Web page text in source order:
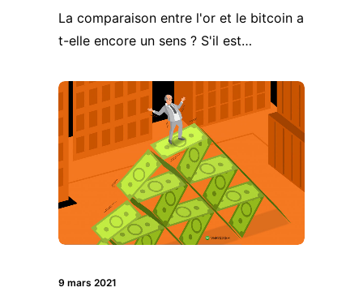
La comparaison entre l'or et le bitcoin a
t-elle encore un sens ? S'il est…
9 mars 2021